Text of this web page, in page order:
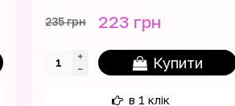
235 грн 223 грн
Купити
в 1 клік